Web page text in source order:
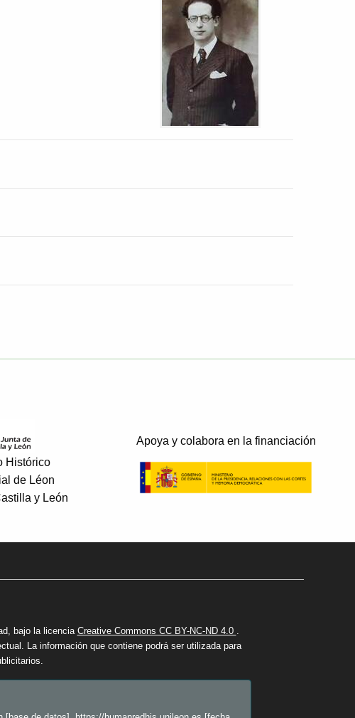
Histórico
de Léon
y León
Apoya y colabora en la financiación
bajo la licencia Creative Commons CC BY-NC-ND 4.0 .
La información que contiene podrá ser utilizada para